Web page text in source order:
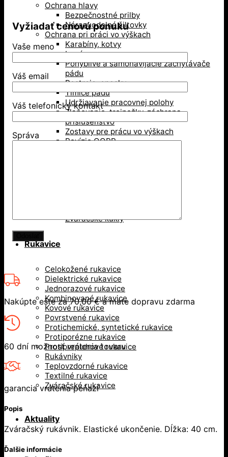
Ochrana hlavy
Bezpečnostné prilby
Nárazuodolné šiltovky
Ochrana pri práci vo výškach
Karabíny, kotvy
Laná
Pohyblivé a samonavíjacie zachytávače
pádu
Postroje, opasky
Tlmiče pádu
Udržiavanie pracovnej polohy
Zlaňovanie, trojnožky, záchrana,
príslušenstvo
Zostavy pre prácu vo výškach
Revízie OOPP
Zváračské kukly
Rukavice
Celokožené rukavice
Dielektrické rukavice
Jednorazové rukavice
Kombinované rukavice
Kovové rukavice
Povrstvené rukavice
Protichemické, syntetické rukavice
Protiporézne rukavice
Protiprepichové rukavice
Rukávniky
Teplovzdorné rukavice
Textilné rukavice
Zváračské rukavice
Aktuality
Vyžiadať cenovú ponuku
Vaše meno
Váš email
Váš telefonický kontakt
Správa
Nakúpte ešte za70,00€a máte dopravu zdarma
60 dní možnosť vrátenia tovaru
garancia vrátenia peňazí
Popis
Zváračský rukávnik. Elastické ukončenie. Dĺžka: 40 cm.
Ďalšie informácie